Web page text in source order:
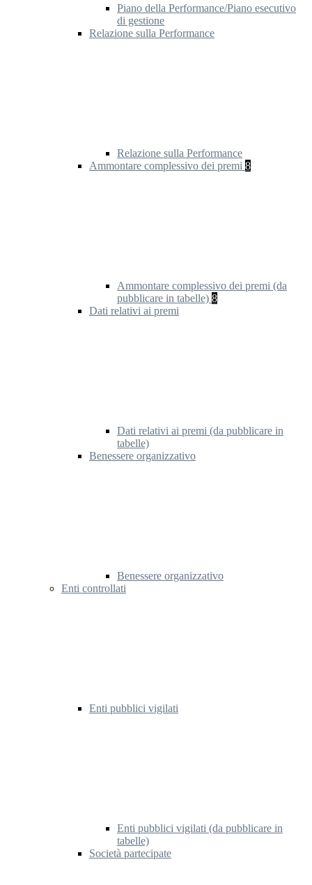
Piano della Performance/Piano esecutivo
di gestione
Relazione sulla Performance
Relazione sulla Performance
Ammontare complessivo dei premi 8
Ammontare complessivo dei premi (da
pubblicare in tabelle) 8
Dati relativi ai premi
Dati relativi ai premi (da pubblicare in
tabelle)
Benessere organizzativo
Benessere organizzativo
Enti controllati
Enti pubblici vigilati
Enti pubblici vigilati (da pubblicare in
tabelle)
Società partecipate